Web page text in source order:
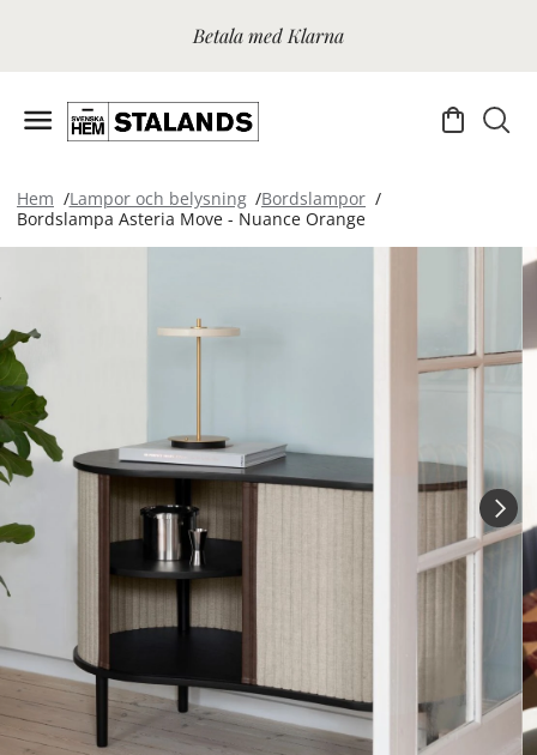
Betala med Klarna
Hem Lampor och belysning
Bordslampor
Bordslampa Asteria Move - Nuance Orange